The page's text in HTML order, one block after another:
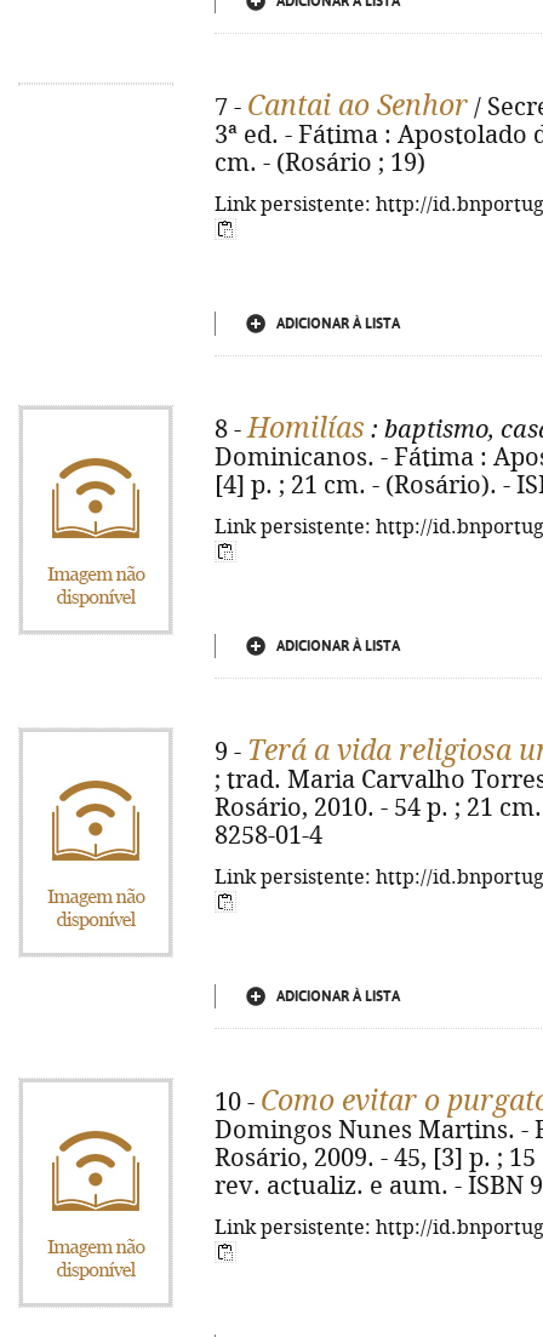
7 - Cantai ao Senhor /
3ª ed. - Fátima : Apostolado
cm. - (Rosário ; 19)
Link persistente: http://
ADICIONAR À LISTA
8 -Homilías : baptismo,
Dominicanos. - Fátima :
[4] p. ; 21 cm. - (Rosário). -
Link persistente: http://
ADICIONAR À LISTA
9 - Terá a vida religiosa
; trad. Maria Carvalho
Rosário, 2010. - 54 p. ; 21
8258-01-4
Link persistente: http://
ADICIONAR À LISTA
10 - Como evitar o
Domingos Nunes Martins. -
Rosário, 2009. - 45, [3] p. ;
rev. actualiz. e aum. - ISBN
Link persistente: http://